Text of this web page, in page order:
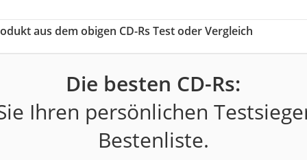
aus dem obigen CD-Rs Test oder Vergleich
Die besten CD-Rs:
Ihren persönlichen
Bestenliste.